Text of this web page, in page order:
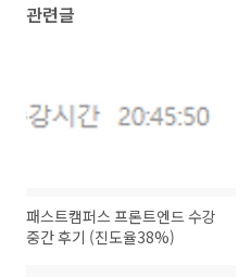
관련글
패스트캠퍼스 프론트엔드 수강
중간 후기 (진도율38%)